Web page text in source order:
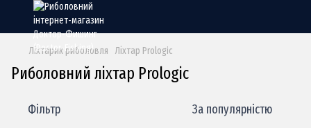
Ліхтарик риболовля Ліхтар Prologic
Риболовний ліхтар Prologic
Фільтр За популярністю